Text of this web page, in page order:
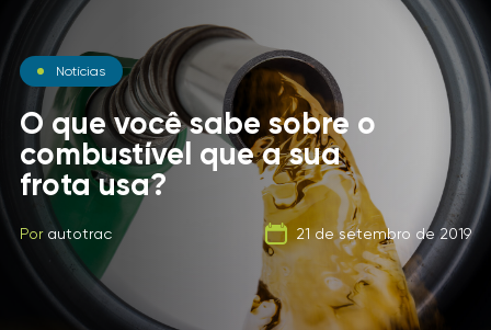
Notícias
O que você sabe sobre o
combustível que a sua
frota usa?
Por autotrac 21 de setembro de 2019
Blog
A Evolução dos
Equipamentos para
Proteção de Veículos
Por autotrac 23 de dezembro de 2014
Notícias
Carga Fracionada
06 de fevereiro de 2020